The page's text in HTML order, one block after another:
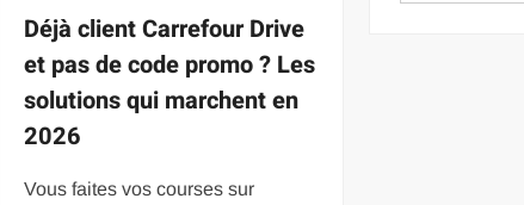
Déjà client Carrefour Drive
et pas de code promo ? Les
solutions qui marchent en
2026
Vous faites vos courses sur